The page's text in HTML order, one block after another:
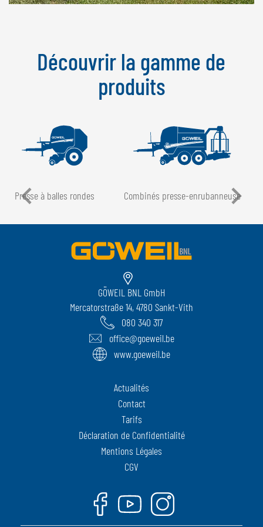
Découvrir la gamme de
produits
Presse à balles rondes Combinés presse-enrubanneuse
GÖWEIL BNL GmbH
Mercatorstraße 14, 4780 Sankt-Vith
080 340 317
office@goeweil.be
www.goeweil.be
Actualités
Contact
Tarifs
Déclaration de Confidentialité
Mentions Légales
CGV